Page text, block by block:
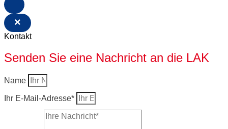
×
Kontakt
Senden Sie eine Nachricht an die LAK
Name
Ihr E-Mail-Adresse*